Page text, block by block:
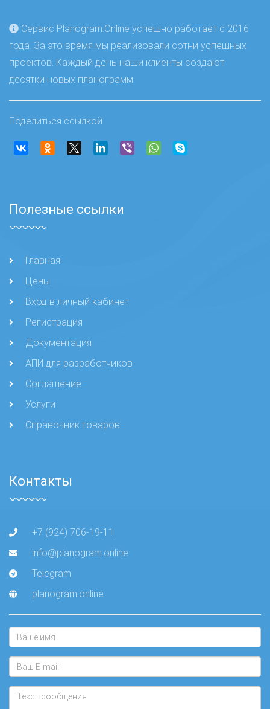
Сервис Planogram.Online успешно работает с 2016
года. За это время мы реализовали сотни успешных
проектов. Каждый день наши клиенты создают
десятки новых планограмм
Поделиться ссылкой
Полезные ссылки
Главная
Цены
Вход в личный кабинет
Регистрация
Документация
АПИ для разработчиков
Соглашение
Услуги
Справочник товаров
Контакты
+7 (924) 706-19-11
info@planogram.online
Telegram
planogram.online